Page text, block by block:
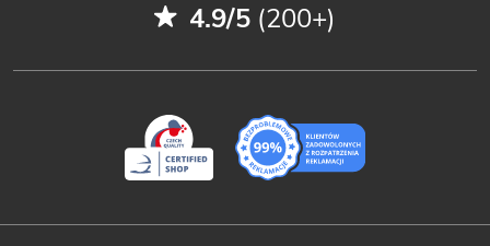
4.9/5 (200+)